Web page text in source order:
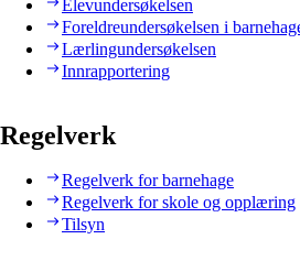
Elevundersøkelsen
Foreldreundersøkelsen i
Lærlingundersøkelsen
Innrapportering
Regelverk
Regelverk for barnehage
Regelverk for skole og opplæring
Tilsyn